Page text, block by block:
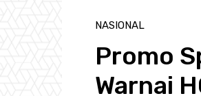
NASIONAL
Promo
Warnai